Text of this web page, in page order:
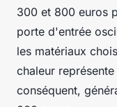
300 et 800 euros
porte d'entrée
les matériaux
chaleur
conséquent,